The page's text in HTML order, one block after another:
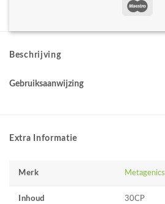
Beschrijving
Gebruiksaanwijzing
Extra Informatie
Merk Metagenics
Inhoud 30CP